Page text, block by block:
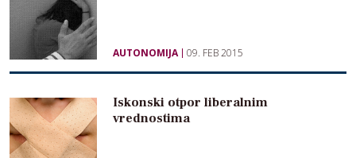
AUTONOMIJA 09. FEB 2015
Iskonski otpor liberalnim
vrednostima